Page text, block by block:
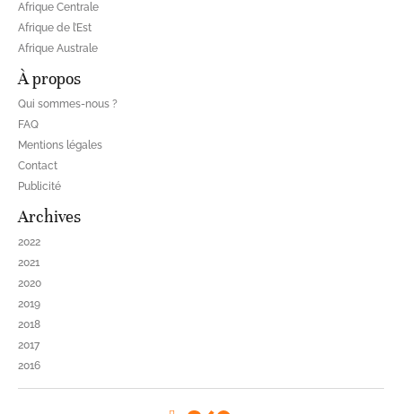
Afrique Centrale
Afrique de l’Est
Afrique Australe
À propos
Qui sommes-nous ?
FAQ
Mentions légales
Contact
Publicité
Archives
2022
2021
2020
2019
2018
2017
2016